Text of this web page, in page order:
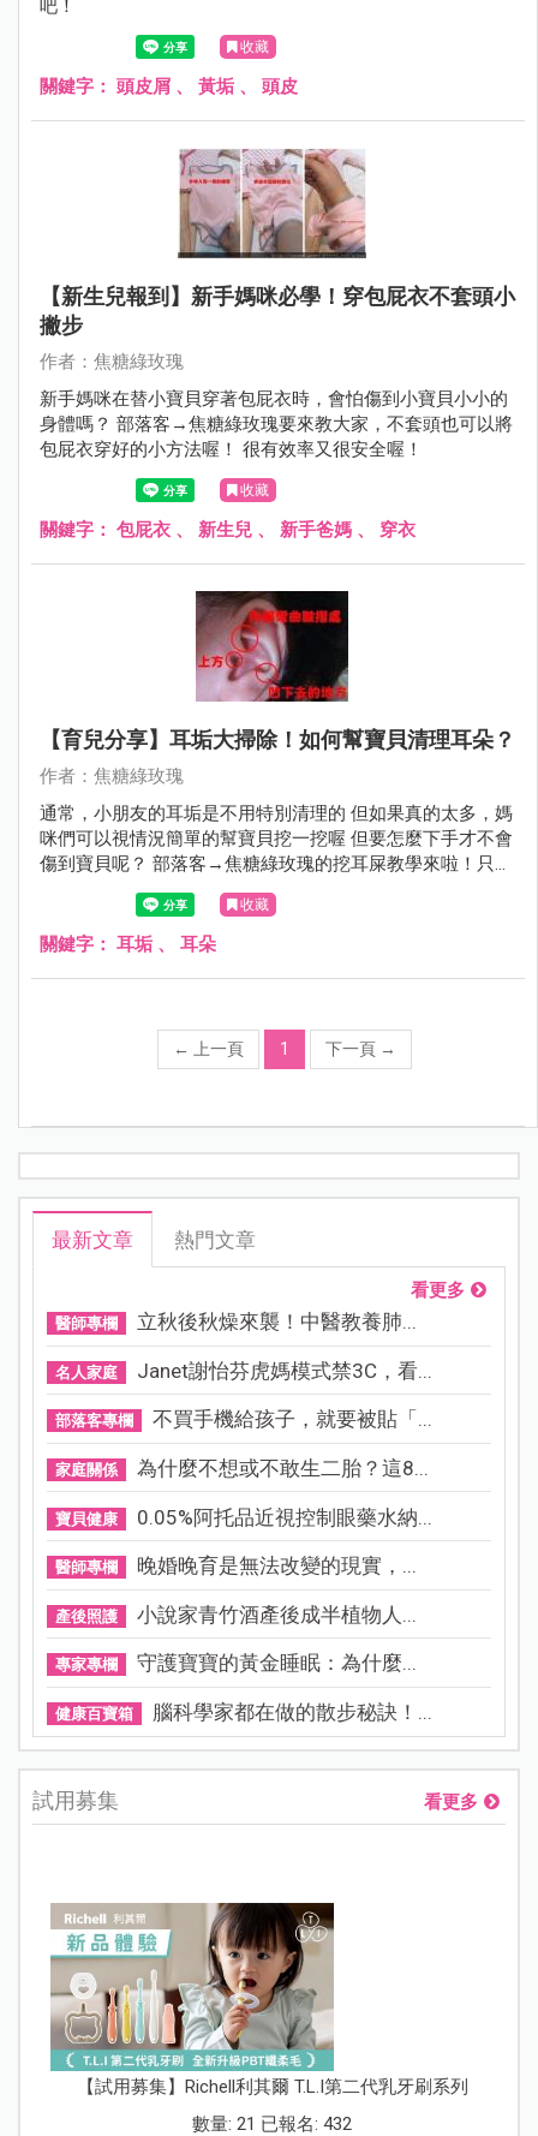
吧！
收藏
關鍵字： 頭皮屑 、 黃垢 、 頭皮
【新生兒報到】新手媽咪必學！穿包屁衣不套頭小
撇步
作者：焦糖綠玫瑰
新手媽咪在替小寶貝穿著包屁衣時，會怕傷到小寶貝小小的
身體嗎？ 部落客→焦糖綠玫瑰要來教大家，不套頭也可以將
包屁衣穿好的小方法喔！ 很有效率又很安全喔！
收藏
關鍵字： 包屁衣 、 新生兒 、 新手爸媽 、 穿衣
【育兒分享】耳垢大掃除！如何幫寶貝清理耳朵？
作者：焦糖綠玫瑰
通常，小朋友的耳垢是不用特別清理的 但如果真的太多，媽
咪們可以視情況簡單的幫寶貝挖一挖喔 但要怎麼下手才不會
傷到寶貝呢？ 部落客→焦糖綠玫瑰的挖耳屎教學來啦！只要
準備棉花棒＆凡士林就可以開始囉～～～
收藏
關鍵字： 耳垢 、 耳朵
← 上一頁 1 下一頁 →
最新文章 熱門文章
看更多
醫師專欄 立秋後秋燥來襲！中醫教養肺...
名人家庭 Janet謝怡芬虎媽模式禁3C，看...
部落客專欄 不買手機給孩子，就要被貼「...
家庭關係 為什麼不想或不敢生二胎？這8...
寶貝健康 0.05%阿托品近視控制眼藥水納...
醫師專欄 晚婚晚育是無法改變的現實，...
產後照護 小說家青竹酒產後成半植物人...
專家專欄 守護寶寶的黃金睡眠：為什麼...
健康百寶箱 腦科學家都在做的散步秘訣！...
試用募集 看更多
【試用募集】Richell利其爾 T.L.I第二代乳牙刷系列
數量: 21 已報名: 432